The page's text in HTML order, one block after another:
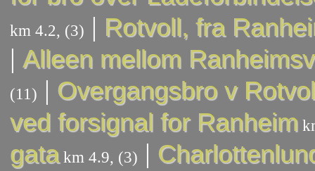
km 4.2, (3) | Rotvoll, fra
| Alleen mellom
(11) | Overgangsbro v
ved forsignal for Ranheim
gatakm 4.9, (3) |